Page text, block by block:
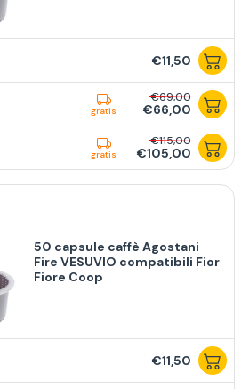
€11,50
gratis
€69,00
€66,00
gratis
€115,00
€105,00
50 capsule caffè Agostani
Fire VESUVIO compatibili Fior
Fiore Coop
€11,50